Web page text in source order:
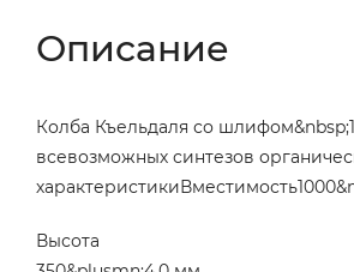
Описание
Колба Къельдаля со
всевозможных синтезов
Высота